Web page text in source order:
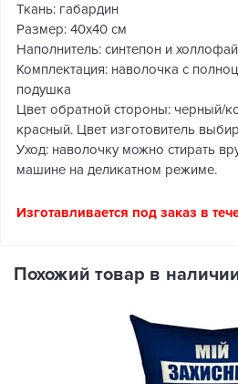
Ткань: габардин
Размер: 40х40 см
Наполнитель: синтепон и
Комплектация: наволочка с
подушка
Цвет обратной стороны: черный/
красный. Цвет изготовитель
Уход: наволочку можно стирать
машине на деликатном режиме.
Изготавливается под заказ в
Похожий товар в